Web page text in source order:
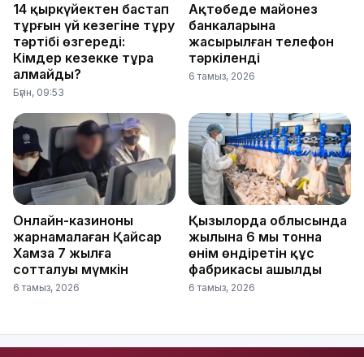
14 қыркүйектен бастап
тұрғын үй кезегіне тұру
тәртібі өзгереді:
Кімдер кезекке тұра
алмайды?
Бүгін, 09:53
Ақтөбеде майонез
банкаларына
жасырылған телефон
тәркіленді
6 тамыз, 2026
Онлайн-казиноны
жарнамалаған Қайсар
Хамза 7 жылға
сотталуы мүмкін
6 тамыз, 2026
Қызылорда облысында
жылына 6 мың тонна
өнім өндіретін құс
фабрикасы ашылды
6 тамыз, 2026